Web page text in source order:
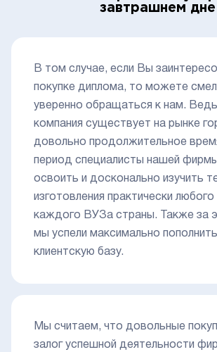
завтрашнем дне
В том случае, если Вы
покупке диплома, то можете
уверенно обращаться к нам.
компания существует на рынке
довольно продолжительное
период специалисты нашей
освоить и досконально изучить
изготовления практически
каждого ВУЗа страны. Также за
мы успели максимально пополнить
клиентскую базу.
Мы считаем, что довольные
залог успешной деятельности